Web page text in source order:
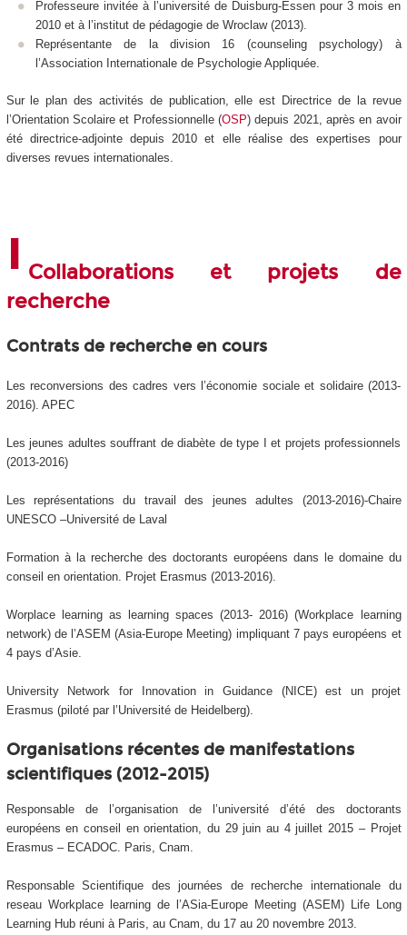
Professeure invitée à l’université de Duisburg-Essen pour 3 mois en
2010 et à l’institut de pédagogie de Wroclaw (2013).
Représentante de la division 16 (counseling psychology) à
l’Association Internationale de Psychologie Appliquée.
Sur le plan des activités de publication, elle est Directrice de la revue
l’Orientation Scolaire et Professionnelle (OSP) depuis 2021, après en avoir
été directrice-adjointe depuis 2010 et elle réalise des expertises pour
diverses revues internationales.
Collaborations et projets de
recherche
Contrats de recherche en cours
Les reconversions des cadres vers l’économie sociale et solidaire (2013-
2016). APEC
Les jeunes adultes souffrant de diabète de type I et projets professionnels
(2013-2016)
Les représentations du travail des jeunes adultes (2013-2016)-Chaire
UNESCO –Université de Laval
Formation à la recherche des doctorants européens dans le domaine du
conseil en orientation. Projet Erasmus (2013-2016).
Worplace learning as learning spaces (2013- 2016) (Workplace learning
network) de l’ASEM (Asia-Europe Meeting) impliquant 7 pays européens et
4 pays d’Asie.
University Network for Innovation in Guidance (NICE) est un projet
Erasmus (piloté par l’Université de Heidelberg).
Organisations récentes de manifestations
scientifiques (2012-2015)
Responsable de l’organisation de l’université d’été des doctorants
européens en conseil en orientation, du 29 juin au 4 juillet 2015 – Projet
Erasmus – ECADOC. Paris, Cnam.
Responsable Scientifique des journées de recherche internationale du
reseau Workplace learning de l’ASia-Europe Meeting (ASEM) Life Long
Learning Hub réuni à Paris, au Cnam, du 17 au 20 novembre 2013.